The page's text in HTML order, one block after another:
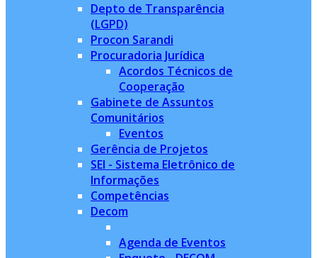
Depto de Transparência
(LGPD)
Procon Sarandi
Procuradoria Jurídica
Acordos Técnicos de
Cooperação
Gabinete de Assuntos
Comunitários
Eventos
Gerência de Projetos
SEI - Sistema Eletrônico de
Informações
Competências
Decom
Agenda de Eventos